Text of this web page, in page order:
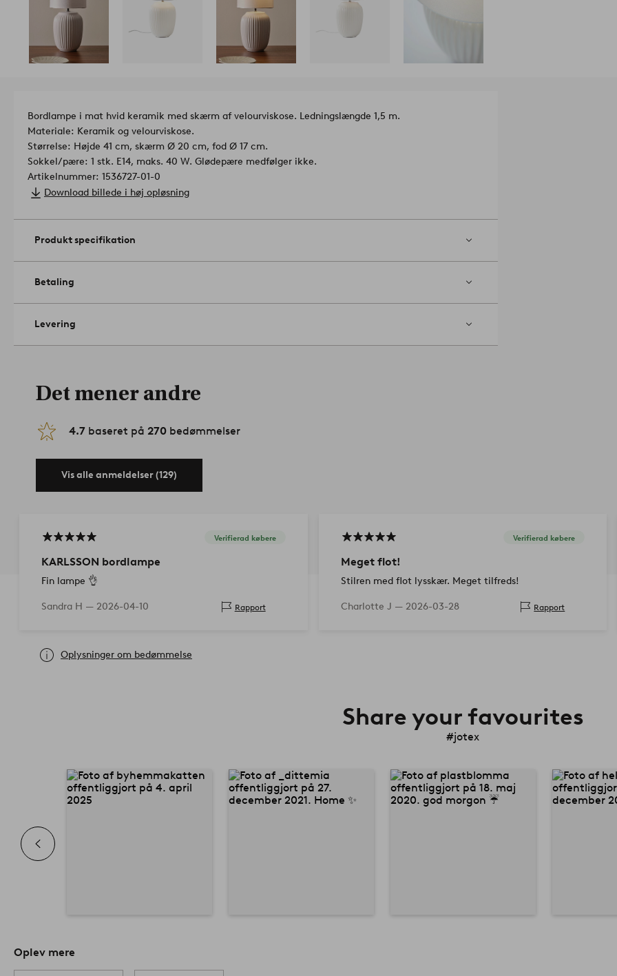
Bordlampe i mat hvid keramik med skærm af velourviskose. Ledningslængde 1,5 m.
Materiale: Keramik og velourviskose.
Størrelse: Højde 41 cm, skærm Ø 20 cm, fod Ø 17 cm.
Sokkel/pære: 1 stk. E14, maks. 40 W. Glødepære medfølger ikke.
Artikelnummer: 1536727-01-0
Download billede i høj opløsning
Produkt specifikation
Betaling
Levering
Det mener andre
4.7 baseret på 270 bedømmelser
Vis alle anmeldelser (129)
Verifierad købere
KARLSSON bordlampe
Fin lampe 👌
Sandra H — 2026-04-10 Rapport
Verifierad købere
Meget flot!
Stilren med flot lysskær. Meget tilfreds!
Charlotte J — 2026-03-28 Rapport
Oplysninger om bedømmelse
Share your favourites
#jotex
Oplev mere